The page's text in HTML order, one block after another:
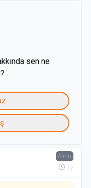
sen ne
Alıntı
1y